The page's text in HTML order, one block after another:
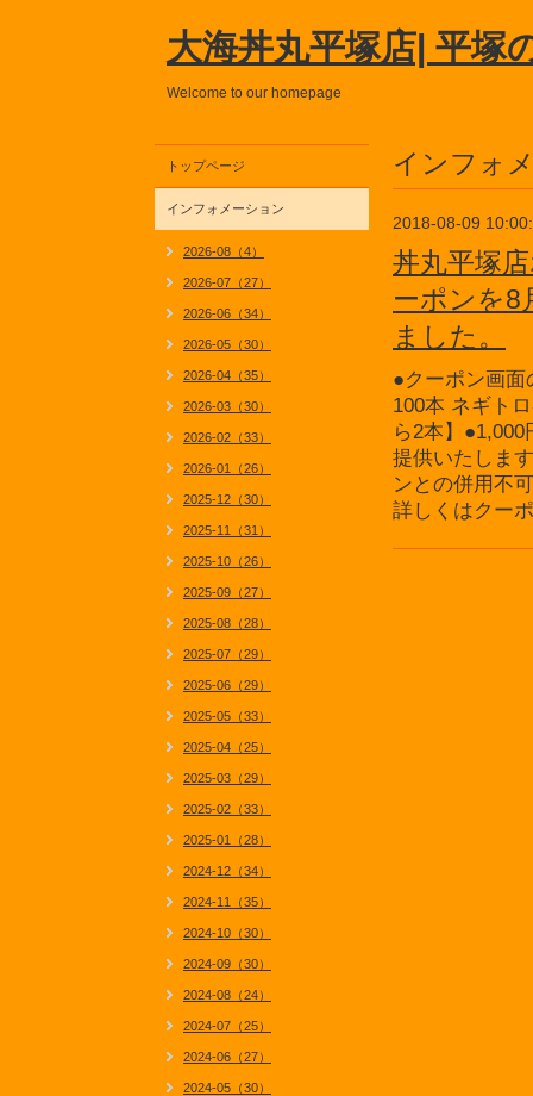
大海丼丸平塚店| 平塚
Welcome to our homepage
インフォ
2018-08-09
丼丸平塚
ーポンを8
ました。
●クーポン画
100本 ネギト
ら2本】
提供いたしま
ンとの併用不可
詳しくはクー
トップページ
インフォメーション
2026-08（4）
2026-07（27）
2026-06（34）
2026-05（30）
2026-04（35）
2026-03（30）
2026-02（33）
2026-01（26）
2025-12（30）
2025-11（31）
2025-10（26）
2025-09（27）
2025-08（28）
2025-07（29）
2025-06（29）
2025-05（33）
2025-04（25）
2025-03（29）
2025-02（33）
2025-01（28）
2024-12（34）
2024-11（35）
2024-10（30）
2024-09（30）
2024-08（24）
2024-07（25）
2024-06（27）
2024-05（30）